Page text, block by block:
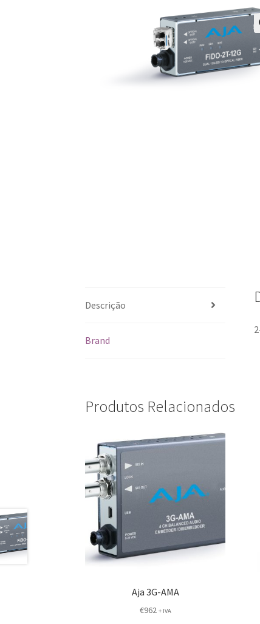
Descrição
Brand
Produtos Relacionados
Aja 3G-AMA
€962 + IVA